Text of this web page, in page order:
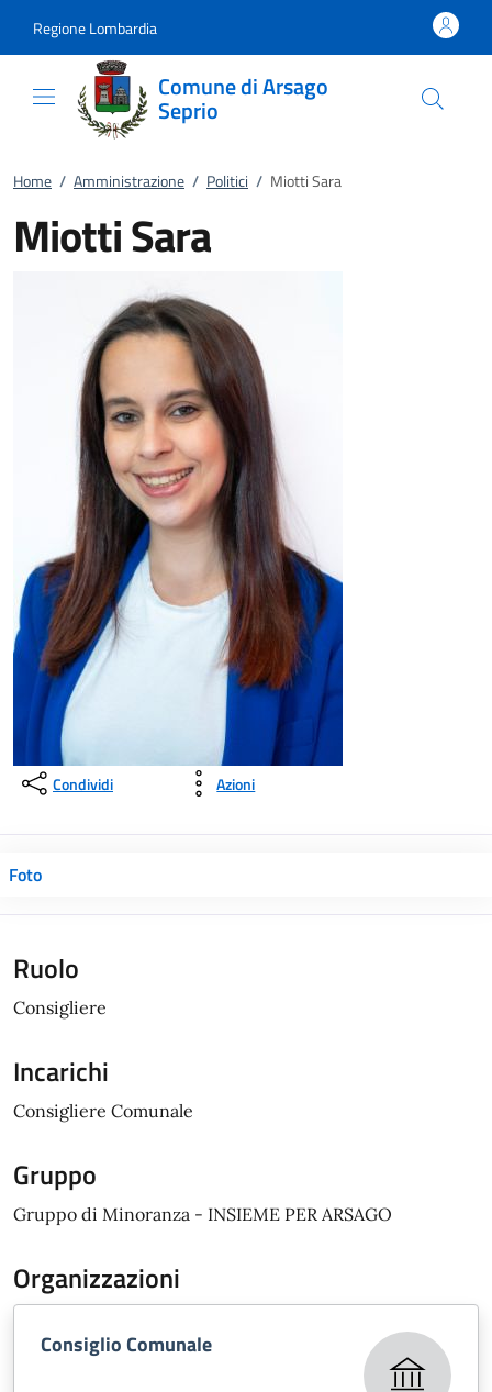
Regione Lombardia
Comune di Arsago
Seprio
Home / Amministrazione / Politici / Miotti Sara
Miotti Sara
Condividi Azioni
Foto
Ruolo
Consigliere
Incarichi
Consigliere Comunale
Gruppo
Gruppo di Minoranza - INSIEME PER ARSAGO
Organizzazioni
Consiglio Comunale